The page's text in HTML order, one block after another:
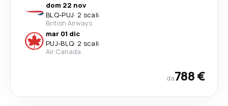
dom 22 nov
BLQ-PUJ· 2 scali
British Airways
mar 01 dic
PUJ-BLQ· 2 scali
Air Canada
da788 €